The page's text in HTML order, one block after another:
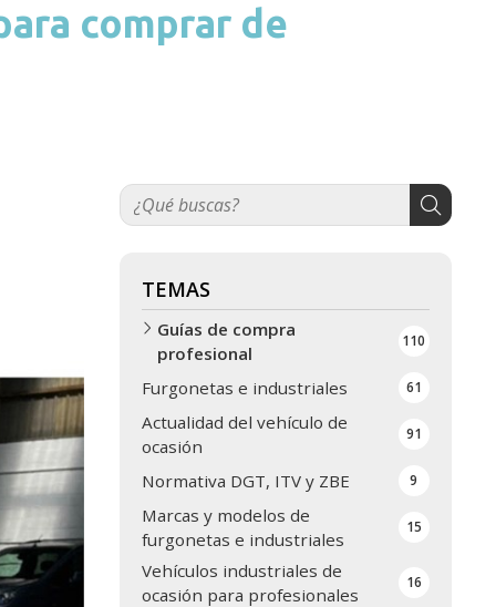
comprar de
TEMAS
Guías de compra
profesional
110
Furgonetas e industriales 61
Actualidad del vehículo de
ocasión
91
Normativa DGT, ITV y ZBE 9
Marcas y modelos de
furgonetas e industriales
15
Vehículos industriales de
ocasión para profesionales
16